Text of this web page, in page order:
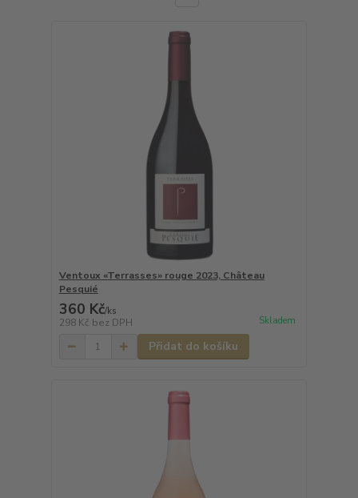
Ventoux «Terrasses» rouge 2023, Château
Pesquié
360 Kč/ks
298 Kč bez DPH Skladem
Přidat do košíku